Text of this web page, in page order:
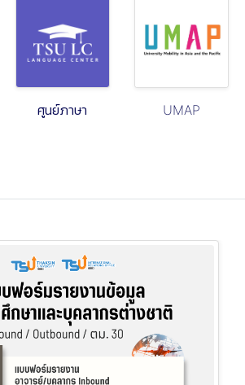
ศูนย์ภาษา UMAP